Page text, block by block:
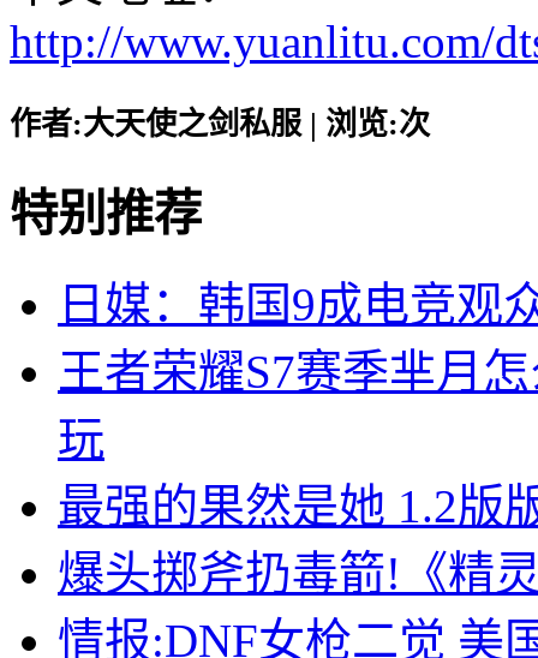
http://www.yuanlitu.com/
作者:大天使之剑私服 | 浏览:次
特别推荐
日媒：韩国9成电竞观
王者荣耀S7赛季芈月
玩
最强的果然是她 1.2版
爆头掷斧扔毒箭!《精
情报:DNF女枪二觉 美